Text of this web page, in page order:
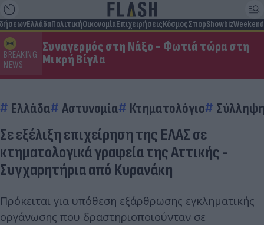
ΕλλάδαΠολιτικήΟικονομίαΕπιχειρήσειςΚόσμοςΣπορShowbizWeekend
BREAKING
NEWS
Συναγερμός στη Νάξο - Φωτιά τώρα στη
Μικρή Βίγλα
Ελλάδα Αστυνομία Κτηματολόγιο
Σε εξέλιξη επιχείρηση της ΕΛΑΣ σε
κτηματολογικά γραφεία της Αττικής -
Συγχαρητήρια από Κυρανάκη
Πρόκειται για υπόθεση εξάρθρωσης εγκληματικής
οργάνωσης που δραστηριοποιούνταν σε